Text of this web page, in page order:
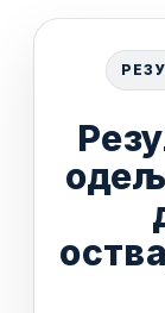
Р ЕЗ У
Резу
одељ
оства